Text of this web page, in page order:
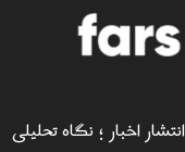
دقت در انتشار اخبار ؛ نگاه تحلیلی